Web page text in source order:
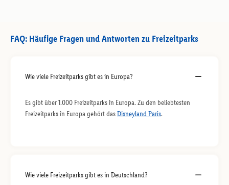
FAQ: Häufige Fragen und Antworten zu Freizeitparks
Wie viele Freizeitparks gibt es in Europa?
Es gibt über 1.000 Freizeitparks in Europa. Zu den beliebtesten
Freizeitparks in Europa gehört dasDisneyland Paris.
Wie viele Freizeitparks gibt es in Deutschland?